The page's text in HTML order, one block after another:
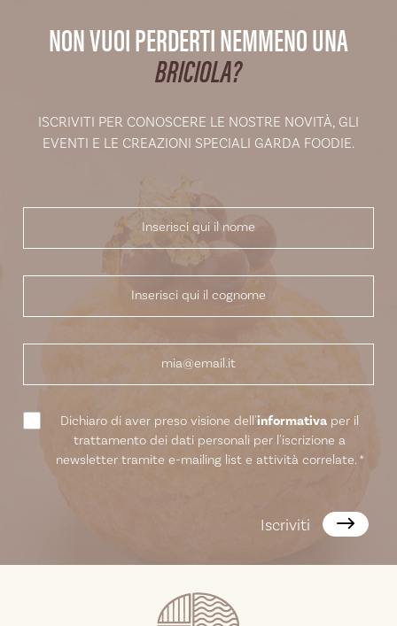
NON VUOI PERDERTI NEMMENO UNA
BRICIOLA?
ISCRIVITI PER CONOSCERE LE NOSTRE NOVITÀ, GLI
EVENTI E LE CREAZIONI SPECIALI GARDA FOODIE.
Dichiaro di aver preso visione dell'informativa per il
trattamento dei dati personali per l'iscrizione a
newsletter tramite e-mailing list e attività correlate. *
Iscriviti